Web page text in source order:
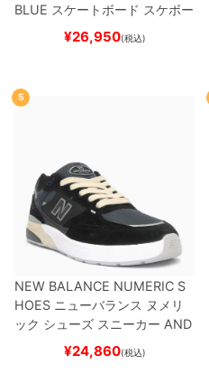
BLUE スケートボード スケボー
¥26,950(税込)
5
NEW BALANCE NUMERIC S
HOES ニューバランス ヌメリ
ック シューズ スニーカー AND
REW REYNOLDS 933
BLACK/NAVYスケートボ
¥24,860(税込)